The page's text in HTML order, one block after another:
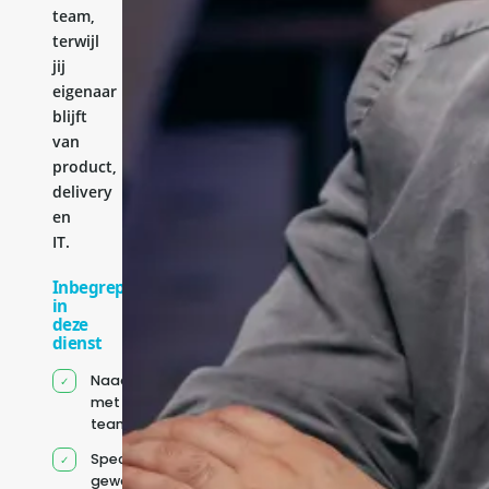
team,
terwijl
jij
eigenaar
blijft
van
product,
delivery
en
IT.
Inbegrepen
in
deze
dienst
Naadloze integratie
met jouw bestaande
team
Specifiek voor jou
geworven profiel